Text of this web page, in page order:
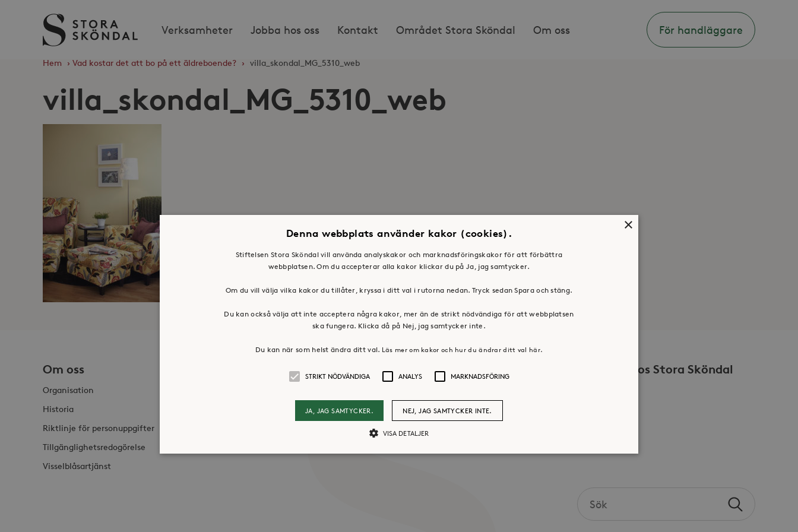
Stora
Sköndal
Verksamheter Jobba hos oss Kontakt Området Stora Sköndal Om oss För handläggare
Hem › Vad kostar det att bo på ett äldreboende? › villa_skondal_MG_5310_web
villa_skondal_MG_5310_web
Om oss
Organisation
Historia
Riktlinje för personuppgifter
Tillgänglighetsredogörelse
Visselblåsartjänst
Jobba hos oss Press & mediakontakt Volontär hos Stora Sköndal
Sök
×
Denna webbplats använder kakor (cookies).
Stiftelsen Stora Sköndal vill använda analyskakor och marknadsföringskakor för att förbättra
webbplatsen. Om du accepterar alla kakor klickar du på Ja, jag samtycker.
Om du vill välja vilka kakor du tillåter, kryssa i ditt val i rutorna nedan. Tryck sedan Spara och stäng.
Du kan också välja att inte acceptera några kakor, mer än de strikt nödvändiga för att webbplatsen
ska fungera. Klicka då på Nej, jag samtycker inte.
Du kan när som helst ändra ditt val. Läs mer om kakor och hur du ändrar ditt val här.
STRIKT NÖDVÄNDIGA ANALYS MARKNADSFÖRING
JA, JAG SAMTYCKER. NEJ, JAG SAMTYCKER INTE.
VISA DETALJER
Strikt nödvändiga kakor tillåter kärnwebbplatsfunktioner som användarinloggning och kontohantering. Webbplatsen kan inte användas